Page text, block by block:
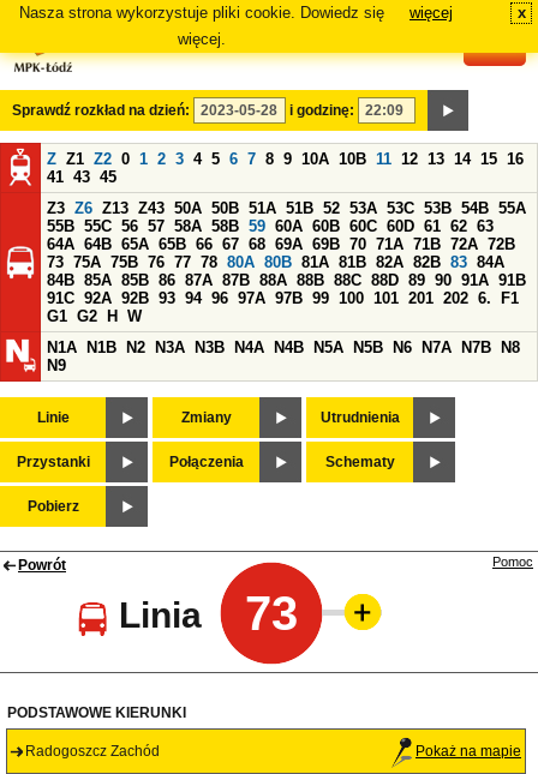
Nasza strona wykorzystuje pliki cookie. Dowiedz się
więcej.
więcej x
Sprawdź rozkład na dzień: i godzinę:
Z Z1 Z2 0 1 2 3 4 5 6 7 8 9 10A 10B 11 12 13 14 15 16
41 43 45
Z3 Z6 Z13 Z43 50A 50B 51A 51B 52 53A 53C 53B 54B 55A
55B 55C 56 57 58A 58B 59 60A 60B 60C 60D 61 62 63
64A 64B 65A 65B 66 67 68 69A 69B 70 71A 71B 72A 72B
73 75A 75B 76 77 78 80A 80B 81A 81B 82A 82B 83 84A
84B 85A 85B 86 87A 87B 88A 88B 88C 88D 89 90 91A 91B
91C 92A 92B 93 94 96 97A 97B 99 100 101 201 202 6.
F1
G1 G2 H
W
N1A
N1B N2 N3A N3B N4A N4B N5A N5B N6 N7A N7B
N8
N9
Linie Zmiany Utrudnienia
Przystanki Połączenia Schematy
Pobierz
Powrót
Linia 73
Pomoc
PODSTAWOWE KIERUNKI
Radogoszcz Zachód Pokaż na mapie